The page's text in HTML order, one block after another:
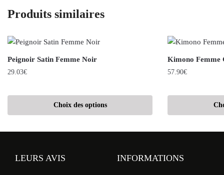
Produits similaires
Peignoir Satin Femme Noir
29.03€
Choix des options
Kimono Femme
57.90€
LEURS AVIS INFORMATIONS